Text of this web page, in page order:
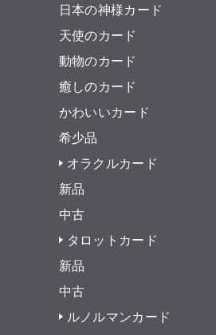
日本の神様カード
天使のカード
動物のカード
癒しのカード
かわいいカード
希少品
オラクルカード
新品
中古
タロットカード
新品
中古
ルノルマンカード